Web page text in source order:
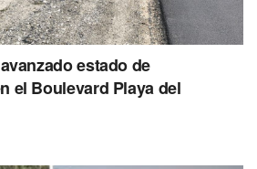
estado de
el Boulevard Playa del